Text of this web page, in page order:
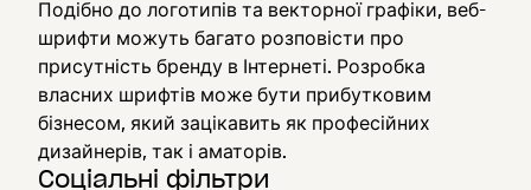
Подібно до логотипів та векторної графіки, веб-
шрифти можуть багато розповісти про
присутність бренду в Інтернеті. Розробка
власних шрифтів може бути прибутковим
бізнесом, який зацікавить як професійних
дизайнерів, так і аматорів.
Соціальні фільтри